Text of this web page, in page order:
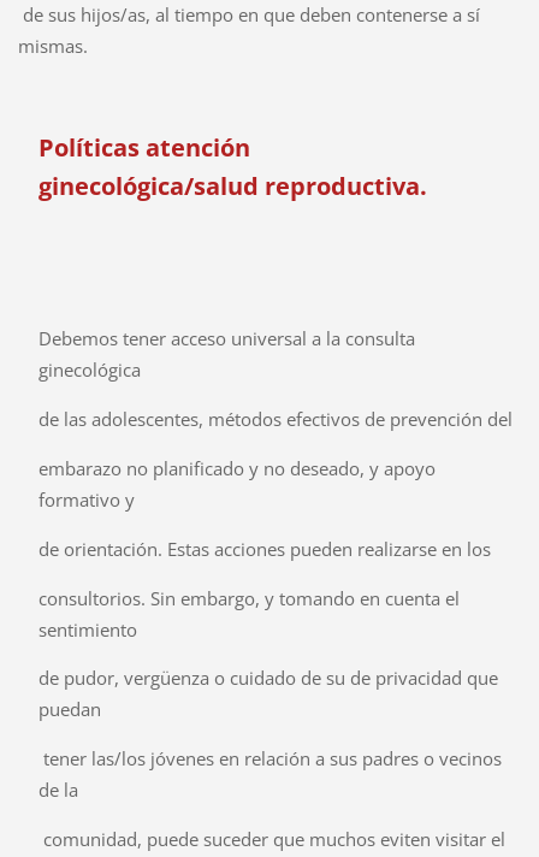
de sus hijos/as, al tiempo en que deben contenerse a sí
mismas.
Políticas atención
ginecológica/salud reproductiva.
Debemos tener acceso universal a la consulta
ginecológica
de las adolescentes, métodos efectivos de prevención del
embarazo no planificado y no deseado, y apoyo
formativo y
de orientación. Estas acciones pueden realizarse en los
consultorios. Sin embargo, y tomando en cuenta el
sentimiento
de pudor, vergüenza o cuidado de su de privacidad que
puedan
tener las/los jóvenes en relación a sus padres o vecinos
de la
comunidad, puede suceder que muchos eviten visitar el